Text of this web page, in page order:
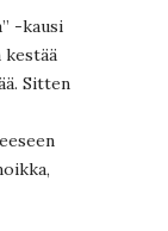
-kausi
Sitten